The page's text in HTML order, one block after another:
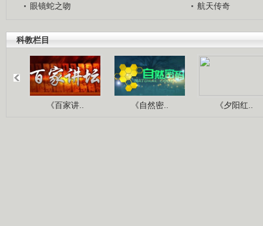
眼镜蛇之吻
航天传奇
科教栏目
《百家讲.. 《自然密.. 《夕阳红..